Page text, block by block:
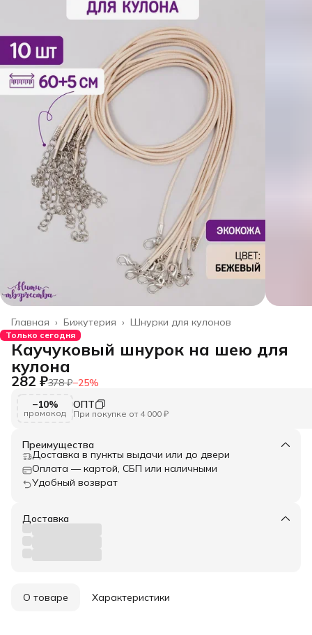
Шнурки для кулонов
Бижутерия ›
Главная ›
Только сегодня
Каучуковый шнурок на шею для
кулона
282 ₽378 ₽−25%
−10%
промокод
ОПТ
При покупке от 4 000 ₽
Преимущества
Доставка в пункты выдачи или до двери
Оплата — картой, СБП или наличными
Удобный возврат
Доставка
О товаре Характеристики